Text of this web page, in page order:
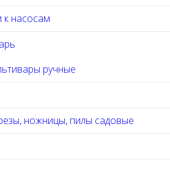
к насосам
ручные
ножницы, пилы садовые